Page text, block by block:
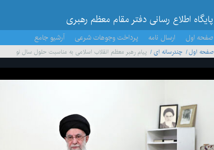
پایگاه اطلاع رسانی دفتر مقام معظم رهبری
صفحه اول ارسال نامه پرداخت وجوهات شرعی آرشیو جامع
صفحه اول چندرسانه ای پیام رهبر معظم انقلاب اسلامی به مناسبت حلول سال نو